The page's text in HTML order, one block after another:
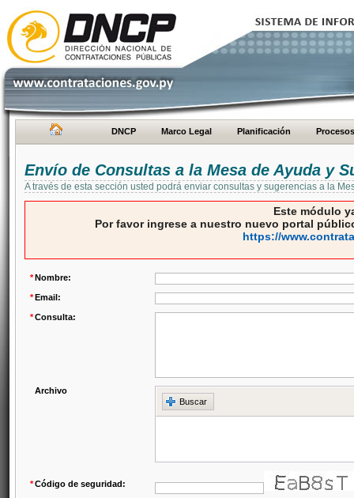
DNCP Marco Legal Planificación Procesos
Envío de Consultas a la Mesa de Ayuda y
A través de esta sección usted podrá enviar consultas y sugerencias a la
Este módulo
Por favor ingrese a nuestro nuevo portal
https://
*Nombre:
*Email:
*Consulta:
Archivo
Buscar
*Código de seguridad: